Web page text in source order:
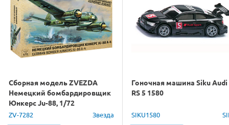
Сборная модель ZVEZDA
Немецкий бомбардировщик
Юнкерс Ju-88, 1/72
ZV-7282 Звезда
Гоночная машина Siku Audi
RS 5 1580
SIKU1580